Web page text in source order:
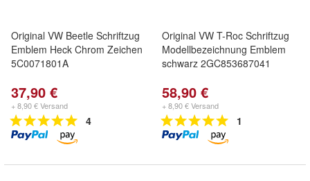
Original VW Beetle Schriftzug
Emblem Heck Chrom Zeichen
5C0071801A
37,90 €
+ 8,90 € Versand
4
Original VW T-Roc Schriftzug
Modellbezeichnung Emblem
schwarz 2GC853687041
58,90 €
+ 8,90 € Versand
1